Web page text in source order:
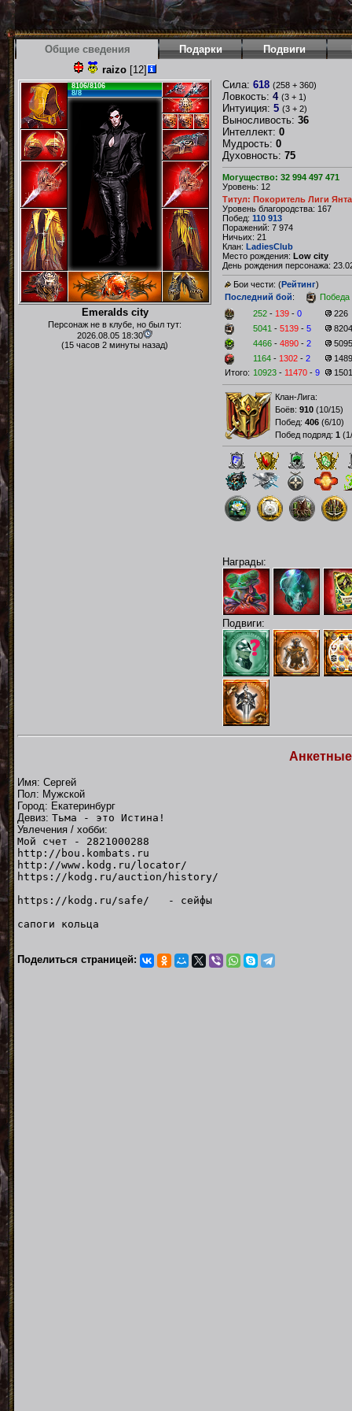
Общие сведения Подарки Подвиги
raizo[12]
8106/8106
8/8
Emeralds city
Персонаж не в клубе, но был тут:
2026.08.05 18:30
(15 часов 2 минуты назад)
Сила: 618 (258 + 360)
Ловкость: 4 (3 + 1)
Интуиция: 5 (3 + 2)
Выносливость: 36
Интеллект: 0
Мудрость: 0
Духовность: 75
Могущество: 32 994 497 471
Уровень: 12
Титул: Покоритель Лиги
Уровень благородства: 167
Побед: 110 913
Поражений: 7 974
Ничьих: 21
Клан: LadiesClub
Место рождения: Low city
День рождения персонажа:
Бои чести: (Рейтинг)
Последний бой:
Победа
252 - 139 - 0
226
5041 - 5139 - 5
8204
4466 - 4890 - 2
5095
1164 - 1302 - 2
1489
Итого: 10923 - 11470 - 9
Клан-Лига:
Боёв: 910 (10/15)
Побед: 406 (6/10)
Побед подряд: 1 (
Награды:
Подвиги:
Имя: Сергей
Пол: Мужской
Город: Екатеринбург
Девиз: Тьма - это Истина!
Увлечения / хобби:
Мой счет - 2821000288
http://bou.kombats.ru
http://www.kodg.ru/locator/
https://kodg.ru/auction/history/
https://kodg.ru/safe/ - сейфы
сапоги кольца
Поделиться страницей: